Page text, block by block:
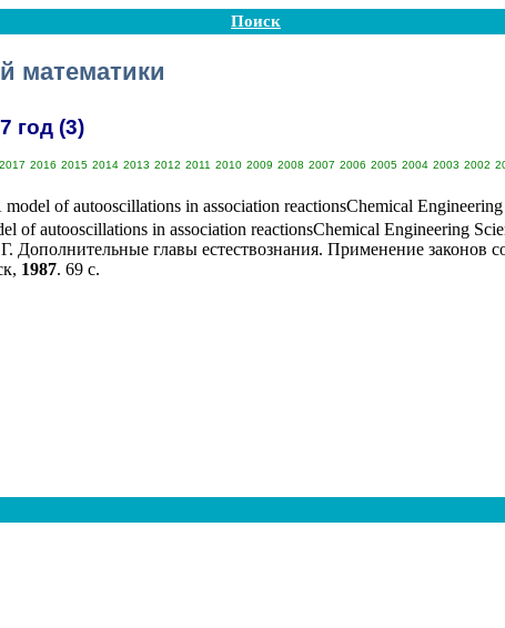
Поиск
математики
год (3)
2017 2016 2015 2014 2013 2012 2011 2010 2009 2008 2007 2006 2005 2004 2003 2002
model of autooscillations in association reactionsChemical Engineering
of autooscillations in association reactionsChemical Engineering
Дополнительные главы естествознания. Применение законов
1987. 69 с.